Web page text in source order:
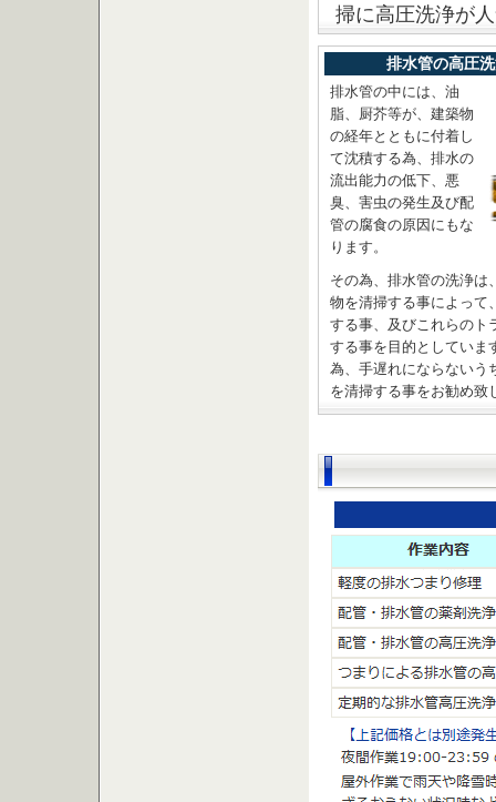
掃に高圧洗浄が
排水管の高圧
排水管の中には、油
脂、厨芥等が、建築物
の経年とともに付着し
て沈積する為、排水の
流出能力の低下、悪
臭、害虫の発生及び配
管の腐食の原因にもな
ります。
その為、排水管の洗浄は
物を清掃する事によって
する事、及びこれらのト
する事を目的としていま
為、手遅れにならないう
を清掃する事をお勧め致